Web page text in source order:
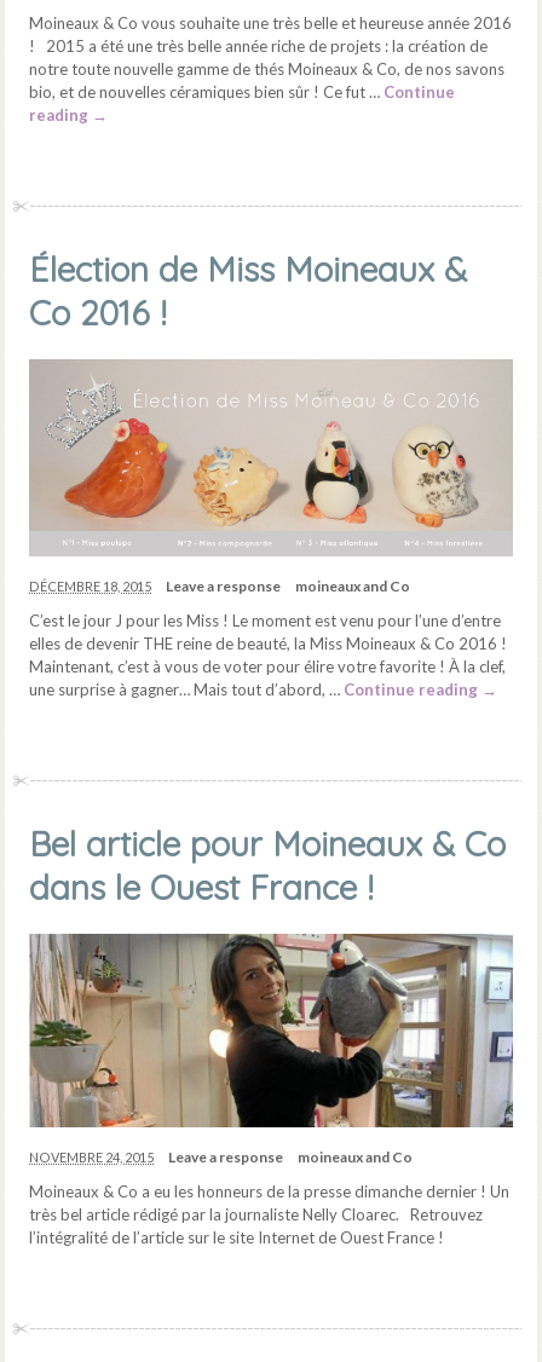
Moineaux & Co vous souhaite une très belle et heureuse année 2016
! 2015 a été une très belle année riche de projets : la création de
notre toute nouvelle gamme de thés Moineaux & Co, de nos savons
bio, et de nouvelles céramiques bien sûr ! Ce fut … Continue
reading →
Élection de Miss Moineaux &
Co 2016 !
DÉCEMBRE 18, 2015 Leave a response moineaux and Co
C’est le jour J pour les Miss ! Le moment est venu pour l’une d’entre
elles de devenir THE reine de beauté, la Miss Moineaux & Co 2016 !
Maintenant, c’est à vous de voter pour élire votre favorite ! À la clef,
une surprise à gagner… Mais tout d’abord, … Continue reading →
Bel article pour Moineaux & Co
dans le Ouest France !
NOVEMBRE 24, 2015 Leave a response moineaux and Co
Moineaux & Co a eu les honneurs de la presse dimanche dernier ! Un
très bel article rédigé par la journaliste Nelly Cloarec. Retrouvez
l’intégralité de l’article sur le site Internet de Ouest France !